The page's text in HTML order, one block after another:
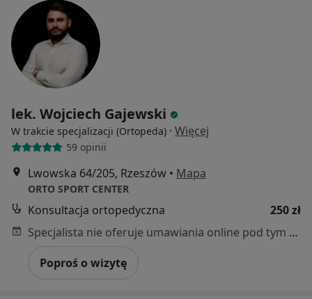
lek. Wojciech Gajewski
W trakcie specjalizacji (Ortopeda) · Więcej
59 opinii
Lwowska 64/205, Rzeszów • Mapa
ORTO SPORT CENTER
Konsultacja ortopedyczna
250 zł
Specjalista nie oferuje umawiania online pod tym adresem.
Poproś o wizytę